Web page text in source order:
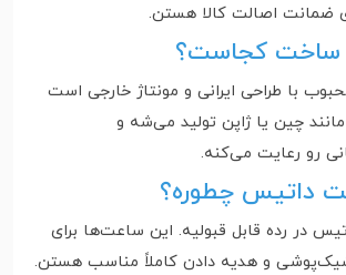
ضمانت اصالت کالا هستن.
ساخت کجاست؟
با طراحی ایرانی و مونتاژ خارجی است
چین یا ژاپن تولید می‌شه و
رو رعایت می‌کنه.
داتیس چطوره؟
در رده قابل قبولیه. این ساعت‌ها برای
شیک‌پوشی و هدیه دادن کاملاً مناسب هستن.